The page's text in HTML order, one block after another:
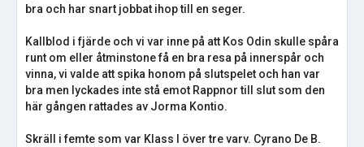
bra och har snart jobbat ihop till en seger.
Kallblod i fjärde och vi var inne på att Kos Odin skulle spåra
runt om eller åtminstone få en bra resa på innerspår och
vinna, vi valde att spika honom på slutspelet och han var
bra men lyckades inte stå emot Rappnor till slut som den
här gången rattades av Jorma Kontio.
Skräll i femte som var Klass I över tre varv. Cyrano De B.